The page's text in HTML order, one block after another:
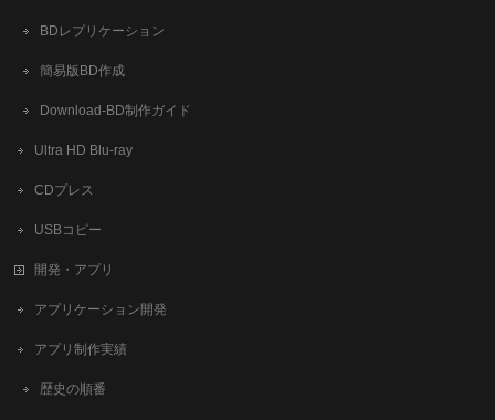
BDレプリケーション
簡易版BD作成
​Download-BD制作ガイド
Ultra HD Blu-ray
CDプレス
USBコピー
開発・アプリ
アプリケーション開発
アプリ制作実績
歴史の順番